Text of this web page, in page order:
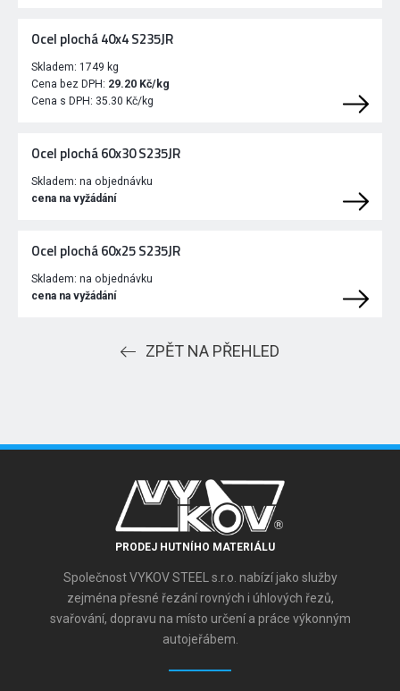
Ocel plochá 40x4 S235JR
Skladem: 1749 kg
Cena bez DPH: 29.20 Kč/kg
Cena s DPH: 35.30 Kč/kg
Ocel plochá 60x30 S235JR
Skladem: na objednávku
cena na vyžádání
Ocel plochá 60x25 S235JR
Skladem: na objednávku
cena na vyžádání
ZPĚT NA PŘEHLED
PRODEJ HUTNÍHO MATERIÁLU
Společnost VYKOV STEEL s.r.o. nabízí jako služby
zejména přesné řezání rovných i úhlových řezů,
svařování, dopravu na místo určení a práce výkonným
autojeřábem.